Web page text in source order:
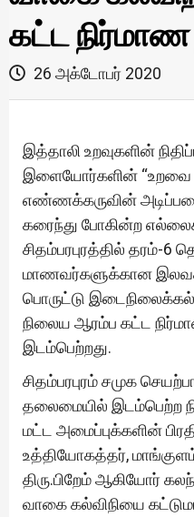
கட்ட நிர்மாண
26 அக்டோபர் 2020
இத்தாலி உறவுகளின்
இளையோர்களின் “உறவை
எண்ணக்கருவின்
கரைந்து போகின்ற
சிதம்பரபுரத்தில் தரம்-
மாணவர்களுக்கான
பொருட்டு
நிலைய ஆரம்ப கட்ட
இடம்பெற்றது.
சிதம்பரபுரம் சமுக
தலைமையில் இடம்பெற்ற
மட்ட அமைப்புக்களின்
உத்தியோகத்தர்,
திரு.பிறேம் ஆகியோர்
வாகை கல்விநியை